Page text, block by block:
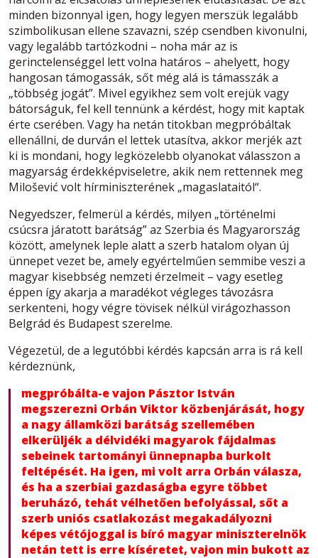
minden bizonnyal igen, hogy legyen merszük legalább
szimbolikusan ellene szavazni, szép csendben kivonulni,
vagy legalább tartózkodni – noha már az is
gerinctelenséggel lett volna határos – ahelyett, hogy
hangosan támogassák, sőt még alá is támasszák a
„többség jogát”. Mivel egyikhez sem volt erejük vagy
bátorságuk, fel kell tennünk a kérdést, hogy mit kaptak
érte cserében. Vagy ha netán titokban megpróbáltak
ellenállni, de durván el lettek utasítva, akkor merjék azt
ki is mondani, hogy legközelebb olyanokat válasszon a
magyarság érdekképviseletre, akik nem rettennek meg
Milošević volt hírminiszterének „magaslataitól“.
Negyedszer, felmerül a kérdés, milyen „történelmi
csúcsra járatott barátság” az Szerbia és Magyarország
között, amelynek leple alatt a szerb hatalom olyan új
ünnepet vezet be, amely egyértelműen semmibe veszi a
magyar kisebbség nemzeti érzelmeit – vagy esetleg
éppen így akarja a maradékot végleges távozásra
serkenteni, hogy végre tövisek nélkül virágozhasson
Belgrád és Budapest szerelme.
Végezetül, de a legutóbbi kérdés kapcsán arra is rá kell
kérdeznünk,
megpróbálta-e vajon Pásztor István
megszerezni Orbán Viktor közbenjárását, hogy
a nagy államközi barátság szellemében
elkerüljék a délvidéki magyarok fájdalmas
sebeinek tartományi ünnepnapba burkolt
feltépését. Ha igen, mi volt arra Orbán válasza,
és ha a szerbiai gazdaságba egyre többet
beruházó, tehát vélhetően befolyással, sőt a
szerb uniós csatlakozást megakadályozni
képes vétójoggal is bíró magyar miniszterelnök
netán tett is erre kíséretet, vajon min bukott az